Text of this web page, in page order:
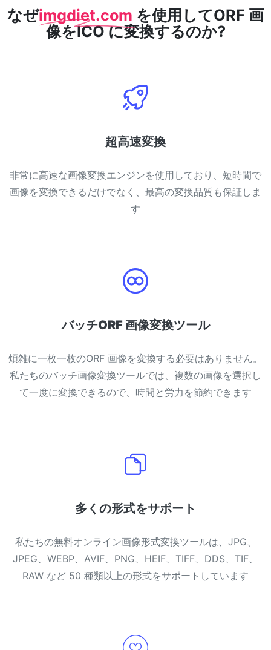
なぜimgdiet.com を使用してORF 画
像をICO に変換するのか?
超高速変換
非常に高速な画像変換エンジンを使用しており、短時間で
画像を変換できるだけでなく、最高の変換品質も保証しま
す
バッチORF 画像変換ツール
煩雑に一枚一枚のORF 画像を変換する必要はありません。
私たちのバッチ画像変換ツールでは、複数の画像を選択し
て一度に変換できるので、時間と労力を節約できます
多くの形式をサポート
私たちの無料オンライン画像形式変換ツールは、JPG、
JPEG、WEBP、AVIF、PNG、HEIF、TIFF、DDS、TIF、
RAW など 50 種類以上の形式をサポートしています